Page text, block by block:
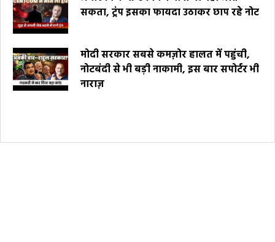
सकता, ट्रंप इसका फायदा उठाकर छाप रहे नोट
मोदी सरकार सबसे कमज़ोर हालत में पहुंची,
नोटबंदी से भी बड़ी नाकामी, इस बार सपोर्टर भी
नाराज़